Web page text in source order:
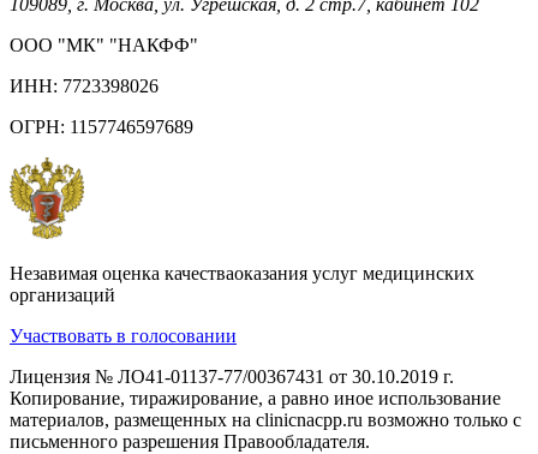
109089, г. Москва, ул. Угрешская, д. 2 стр.7, кабинет 102
ООО "МК" "НАКФФ"
ИНН: 7723398026
ОГРН: 1157746597689
Незавимая оценка качестваоказания услуг медицинских
организаций
Участвовать в голосовании
Лицензия № ЛО41-01137-77/00367431 от 30.10.2019 г.
Копирование, тиражирование, а равно иное использование
материалов, размещенных на clinicnacpp.ru возможно только с
письменного разрешения Правообладателя.